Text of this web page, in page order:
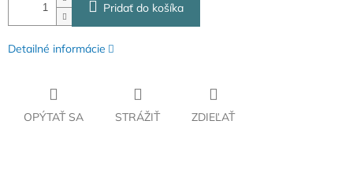
Pridať do košíka
Detailné informácie
OPÝTAŤ SA STRÁŽIŤ ZDIEĽAŤ